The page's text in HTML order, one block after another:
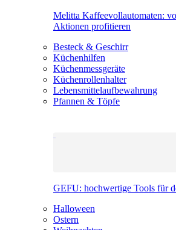
Melitta Kaffeevollautomaten:
Aktionen profitieren
Besteck & Geschirr
Küchenhilfen
Küchenmessgeräte
Küchenrollenhalter
Lebensmittelaufbewahrung
Pfannen & Töpfe
GEFU: hochwertige Tools für
Halloween
Ostern